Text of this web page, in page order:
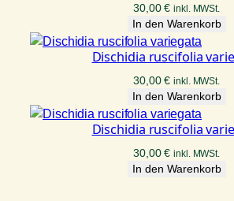
30,00€ inkl. MWSt.
In den Warenkorb
Dischidia ruscifolia
30,00€ inkl. MWSt.
In den Warenkorb
Dischidia ruscifolia
30,00€ inkl. MWSt.
In den Warenkorb